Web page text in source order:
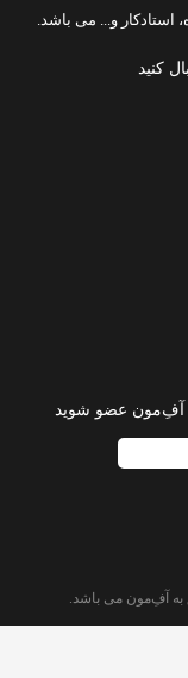
، استادکار و... می باشد.
کنید
آفِ‌مون عضو شوید
به آفِ‌مون می باشد.